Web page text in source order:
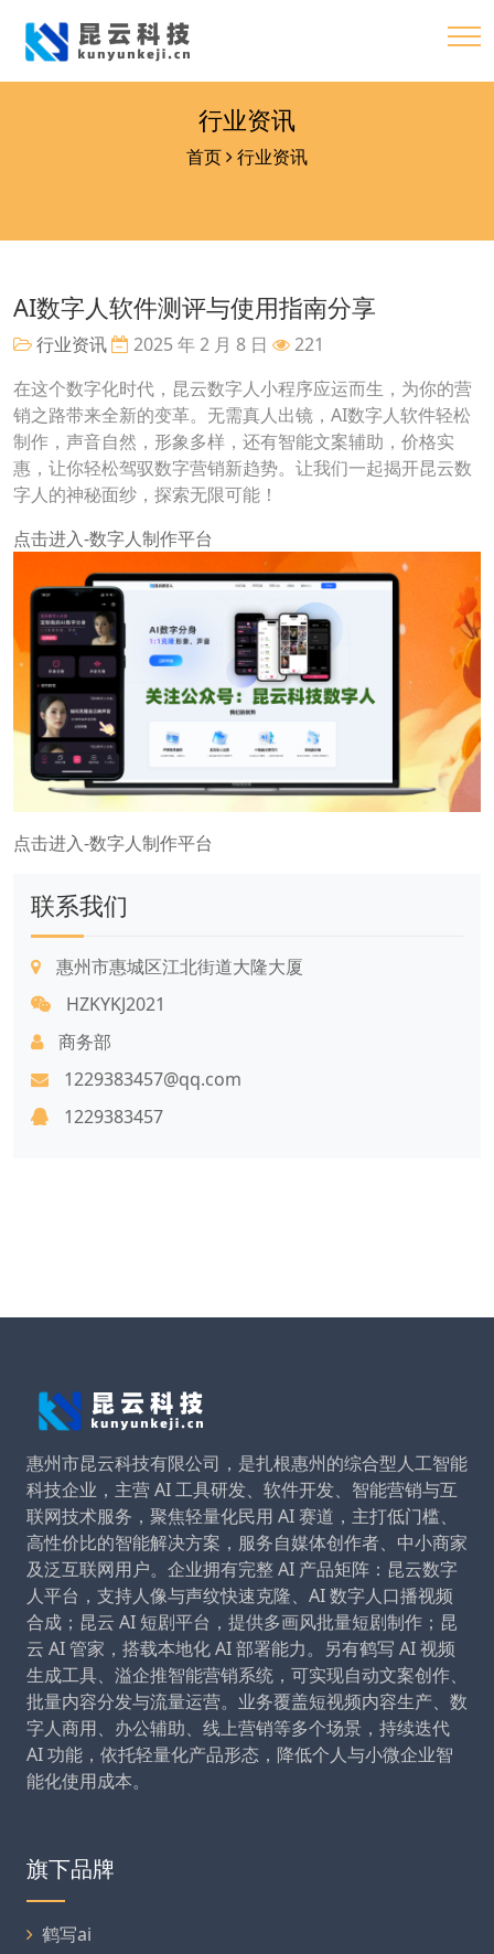
行业资讯
首页 行业资讯
AI数字人软件测评与使用指南分享
行业资讯 2025 年 2 月 8 日
221
在这个数字化时代，昆云数字人小程序应运而生，为你的营
销之路带来全新的变革。无需真人出镜，AI数字人软件轻松
制作，声音自然，形象多样，还有智能文案辅助，价格实
惠，让你轻松驾驭数字营销新趋势。让我们一起揭开昆云数
字人的神秘面纱，探索无限可能！
点击进入-数字人制作平台
点击进入-数字人制作平台
联系我们
惠州市惠城区江北街道大隆大厦
HZKYKJ2021
商务部
1229383457@qq.com
1229383457
惠州市昆云科技有限公司，是扎根惠州的综合型人工智能
科技企业，主营 AI 工具研发、软件开发、智能营销与互
联网技术服务，聚焦轻量化民用 AI 赛道，主打低门槛、
高性价比的智能解决方案，服务自媒体创作者、中小商家
及泛互联网用户。企业拥有完整 AI 产品矩阵：昆云数字
人平台，支持人像与声纹快速克隆、AI 数字人口播视频
合成；昆云 AI 短剧平台，提供多画风批量短剧制作；昆
云 AI 管家，搭载本地化 AI 部署能力。另有鹤写 AI 视频
生成工具、溢企推智能营销系统，可实现自动文案创作、
批量内容分发与流量运营。业务覆盖短视频内容生产、数
字人商用、办公辅助、线上营销等多个场景，持续迭代
AI 功能，依托轻量化产品形态，降低个人与小微企业智
能化使用成本。
旗下品牌
鹤写ai